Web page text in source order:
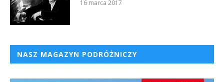
16 marca 2017
NASZ MAGAZYN PODRÓŻNICZY